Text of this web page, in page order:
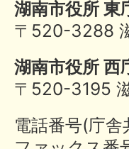
湖南市役所 東
〒520-3288
湖南市役所 西
〒520-3195
電話番号(庁